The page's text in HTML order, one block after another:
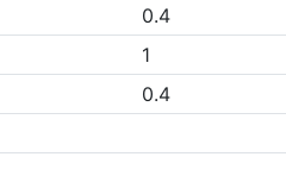
0.4
1
0.4